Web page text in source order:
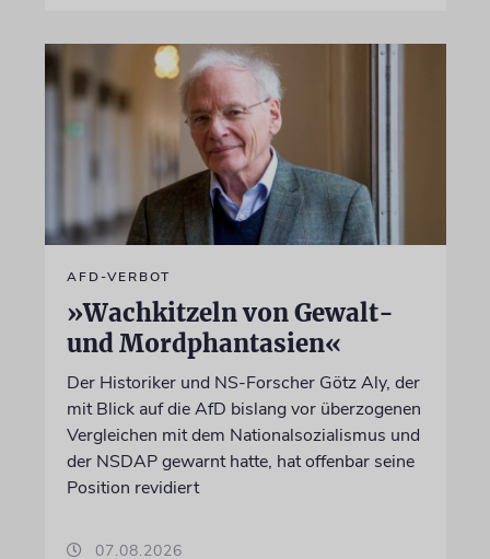
AFD-VERBOT
»Wachkitzeln von Gewalt-
und Mordphantasien«
Der Historiker und NS-Forscher Götz Aly, der
mit Blick auf die AfD bislang vor überzogenen
Vergleichen mit dem Nationalsozialismus und
der NSDAP gewarnt hatte, hat offenbar seine
Position revidiert
07.08.2026